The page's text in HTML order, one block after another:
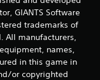
GIANTS Software
trademarks of
All manufacturers,
names,
in this game in
or copyrighted